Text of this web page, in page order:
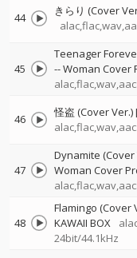
44 きらり (Cover
45
Teenager
--Woman Cover
46 怪盗 (Cover
47
Dynamite (Cover
Woman Cover
48
Flamingo (Cover
KAWAII BOX
24bit/44.1kHz